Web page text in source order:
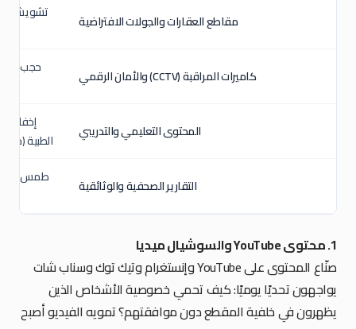
مقاطع العقارات والجولات الافتراضية تشويش
كاميرات المراقبة (CCTV) والأمان الرقمي
حجب
المحتوى التعليمي والتدريبي
إخفاء
الطبية
التقارير الصحفية والوثائقية طمس
1. محتوى YouTube والسوشيال ميديا
صنّاع المحتوى على YouTube وإنستغرام وتيك توك وسناب شات
يواجهون تحديًا يوميًا: كيف تحمي خصوصية الأشخاص الذين
يظهرون في خلفية المقطع دون موافقتهم؟ تمويه الفيديو أصبح